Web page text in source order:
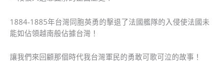
1884-1885年台灣同胞英勇的擊退了法國艦隊的入侵使法國未
能如佔領越南般佔據台灣！
讓我們來回顧那個時代我台灣軍民的勇敢可歌可泣的故事！